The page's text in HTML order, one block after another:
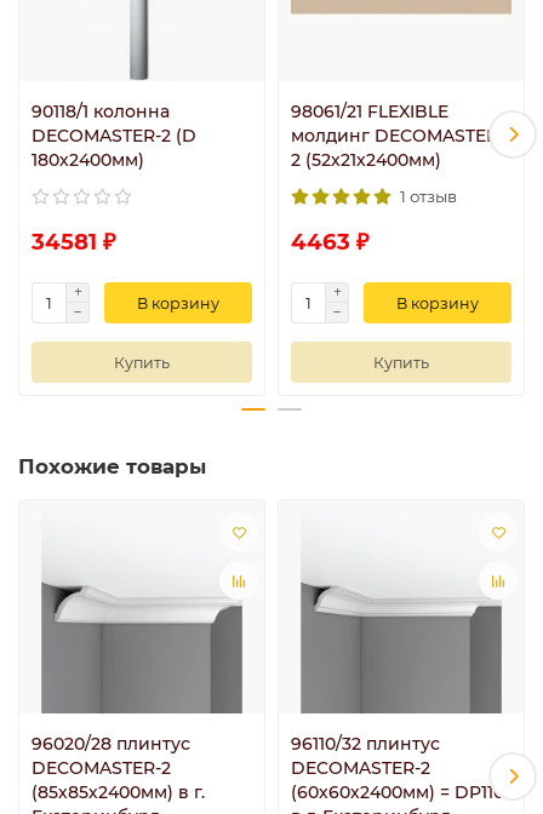
90118/1 колонна
DECOMASTER-2 (D
180х2400мм)
34581 ₽
В корзину
Купить
98061/21 FLEXIBLE
молдинг DECOMASTER-
2 (52х21х2400мм)
1 отзыв
4463 ₽
В корзину
Купить
Похожие товары
96020/28 плинтус
DECOMASTER-2
(85х85х2400мм) в г.
96110/32 плинтус
DECOMASTER-2
(60х60х2400мм) = DP110